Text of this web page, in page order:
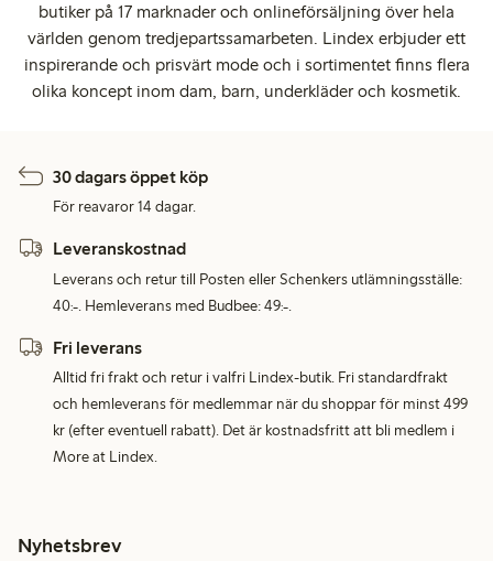
butiker på 17 marknader och onlineförsäljning över hela
världen genom tredjepartssamarbeten. Lindex erbjuder ett
inspirerande och prisvärt mode och i sortimentet finns flera
olika koncept inom dam, barn, underkläder och kosmetik.
30 dagars öppet köp
För reavaror 14 dagar.
Leveranskostnad
Leverans och retur till Posten eller Schenkers utlämningsställe:
40:-. Hemleverans med Budbee: 49:-.
Fri leverans
Alltid fri frakt och retur i valfri Lindex-butik. Fri standardfrakt
och hemleverans för medlemmar när du shoppar för minst 499
kr (efter eventuell rabatt). Det är kostnadsfritt att bli medlem i
More at Lindex.
Nyhetsbrev